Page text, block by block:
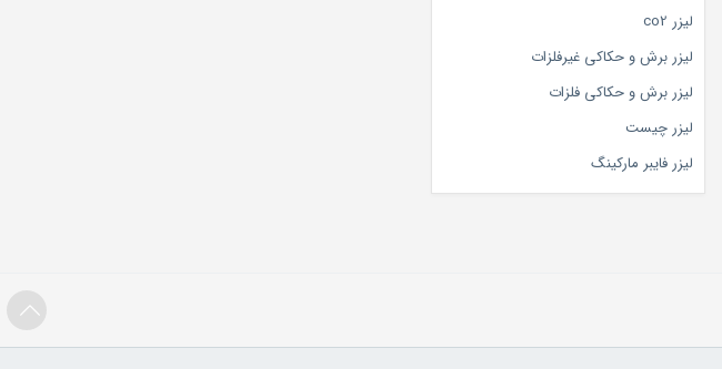
لیزر co2
لیزر برش و حکاکی غیرفلزات
لیزر برش و حکاکی فلزات
لیزر چیست
لیزر فایبر مارکینگ